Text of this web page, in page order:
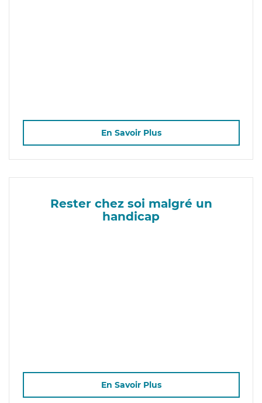
En Savoir Plus
Rester chez soi malgré un
handicap
En Savoir Plus